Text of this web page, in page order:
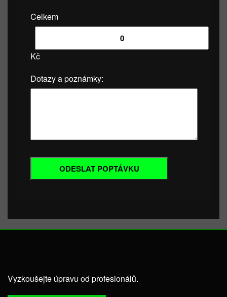
Celkem
Kč
Dotazy a poznámky:
Vyzkoušejte úpravu od profesionálů.